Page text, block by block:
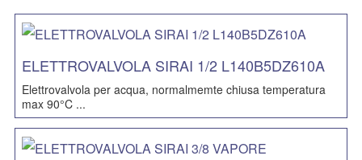
ELETTROVALVOLA SIRAI 1/2 L140B5DZ610A
Elettrovalvola per acqua, normalmemte chiusa temperatura
max 90°C ...